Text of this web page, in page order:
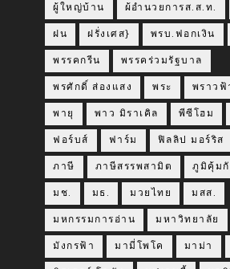
ผู้ใหญ่บ้าน ผ้อำนวยการส.ส.ท.
ฝน ฝรั่งเศส} พรบ.ฟอกเงิน
พรรคกรีน พรรคร่วมรัฐบาล
พรศักดิ์ ส่องแสง พระ พราวฟ้
พายุ พาว มิราเคิล พีซีโฮม
ฟอร์บส์ ฟาร์ม ฟิลลิป มอร์ริส
ภาษี ภาษีสรรพสามิต ภูมิคุ้ม
มช. มธ. มวยไทย มสส.
มหกรรมการอ่าน มหาวิทยาลัย
มังกรฟ้า มามี่โพโค มาม่า